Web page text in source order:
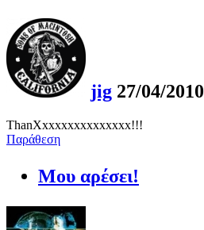
jig 27/04/2010
ThanXxxxxxxxxxxxxxx!!!
Παράθεση
Μου αρέσει!